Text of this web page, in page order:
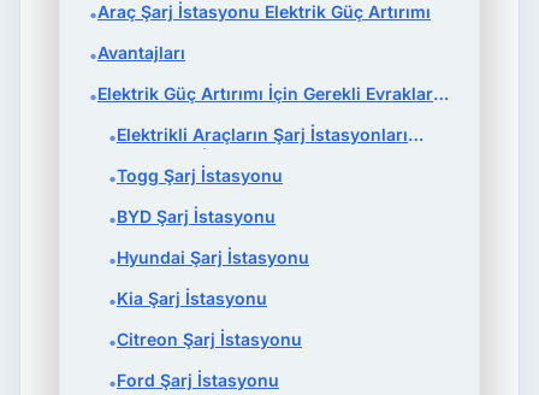
•Araç Şarj İstasyonu Elektrik Güç Artırımı
•Avantajları
•Elektrik Güç Artırımı İçin Gerekli Evraklar
•Elektrikli Araçların Şarj İstasyonları
•Togg Şarj İstasyonu
•BYD Şarj İstasyonu
•Hyundai Şarj İstasyonu
•Kia Şarj İstasyonu
•Citreon Şarj İstasyonu
•Ford Şarj İstasyonu